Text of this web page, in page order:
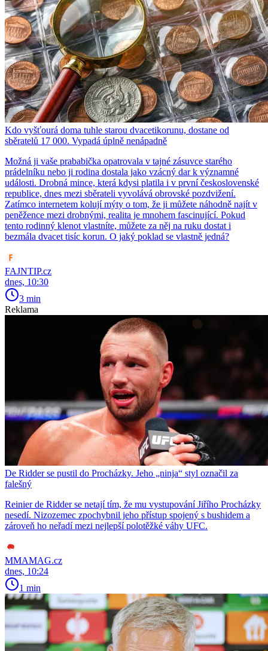
Kdo vyšťourá doma tuhle starou dvacetikorunu, dostane od
sběratelů 17 000. Vypadá úplně nenápadně
Možná ji vaše prababička opatrovala v tajné zásuvce starého
prádelníku nebo ji rodina dostala jako vzácný dar k významné
události. Drobná mince, která kdysi platila i v první československé
republice, dnes mezi sběrateli vyvolává obrovské pozdvižení.
Zatímco internetem kolují mýty o tom, že ji můžete náhodně najít v
peněžence mezi drobnými, realita je mnohem fascinující. Pokud
tento rodinný klenot vlastníte, můžete za něj na ruku dostat i
bezmála dvacet tisíc korun. O jaký poklad se vlastně jedná?
FAJNTIP.cz
dnes, 10:30
3 min
Reklama
De Ridder se pustil do Procházky. Jeho „ninja“ styl označil za
falešný
Reinier de Ridder se netají tím, že mu vystupování Jiřího Procházky
nesedí. Nizozemec zpochybnil jeho přístup spojený s bushidem a
zároveň ho neřadí mezi nejlepší polotěžké váhy UFC.
MMAMAG.cz
dnes, 10:24
1 min